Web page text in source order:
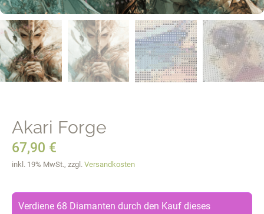
Akari Forge
67,90 €
inkl. 19% MwSt., zzgl. Versandkosten
Verdiene 68 Diamanten durch den Kauf dieses